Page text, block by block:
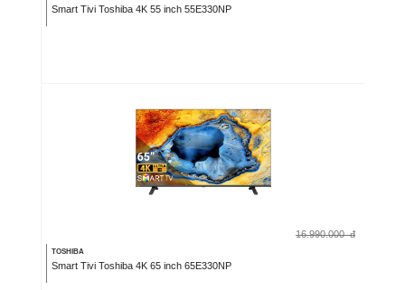
Smart Tivi Toshiba 4K 55 inch 55E330NP
16.990.000 đ
TOSHIBA
Smart Tivi Toshiba 4K 65 inch 65E330NP